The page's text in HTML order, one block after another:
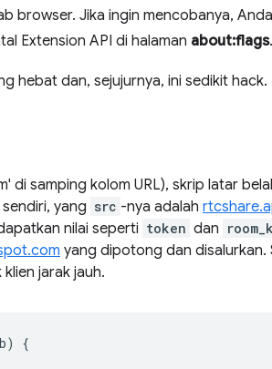
browser. Jika ingin mencobanya,
Extension API di halaman about:flags.
hebat dan, sejujurnya, ini sedikit hack.
di samping kolom URL), skrip latar
yang src -nya adalah
nilai seperti token dan
yang dipotong dan disalurkan.
jarak jauh.
)
{